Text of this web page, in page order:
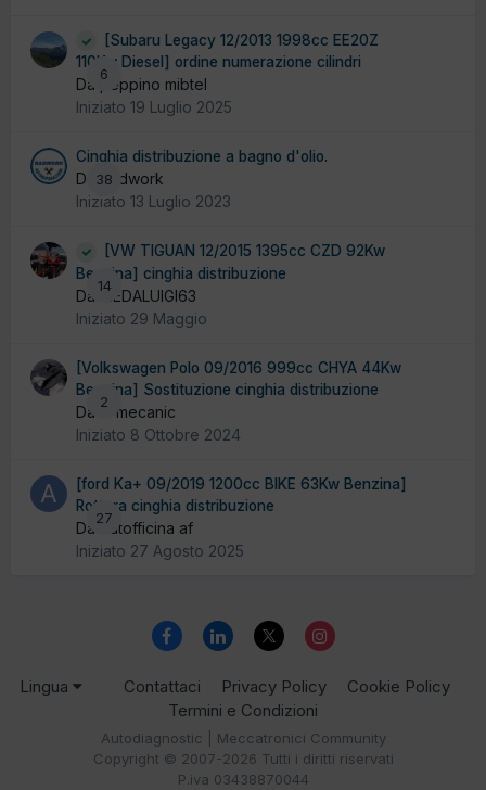
6
[Subaru Legacy 12/2013 1998cc EE20Z
110Kw Diesel] ordine numerazione cilindri
Da peppino mibtel
Iniziato 19 Luglio 2025
38
Cinghia distribuzione a bagno d'olio.
Da badwork
Iniziato 13 Luglio 2023
14
[VW TIGUAN 12/2015 1395cc CZD 92Kw
Benzina] cinghia distribuzione
Da MEDALUIGI63
Iniziato 29 Maggio
2
[Volkswagen Polo 09/2016 999cc CHYA 44Kw
Benzina] Sostituzione cinghia distribuzione
Da El mecanic
Iniziato 8 Ottobre 2024
27
[ford Ka+ 09/2019 1200cc BIKE 63Kw Benzina]
Rottura cinghia distribuzione
Da Autofficina af
Iniziato 27 Agosto 2025
Lingua Contattaci Privacy Policy
Cookie Policy
Termini e Condizioni
Autodiagnostic | Meccatronici Community
Copyright © 2007-2026 Tutti i diritti riservati
P.iva 03438870044